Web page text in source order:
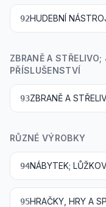
92
ZBRANĚ A
PŘÍSLUŠENSTVÍ
93
RŮZNÉ VÝROBKY
94
95